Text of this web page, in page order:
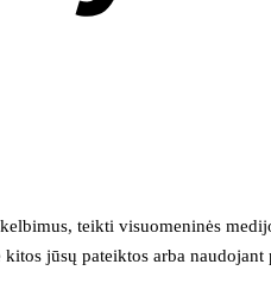
teikti visuomeninės
jūsų pateiktos arba naudojant